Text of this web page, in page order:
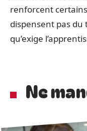
renforcent
dispensent pas
qu’exige
Ne